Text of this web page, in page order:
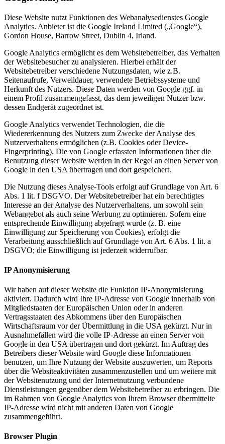
Diese Website nutzt Funktionen des Webanalysedienstes Google
Analytics. Anbieter ist die Google Ireland Limited („Google“),
Gordon House, Barrow Street, Dublin 4, Irland.
Google Analytics ermöglicht es dem Websitebetreiber, das Verhalten
der Websitebesucher zu analysieren. Hierbei erhält der
Websitebetreiber verschiedene Nutzungsdaten, wie z.B.
Seitenaufrufe, Verweildauer, verwendete Betriebssysteme und
Herkunft des Nutzers. Diese Daten werden von Google ggf. in
einem Profil zusammengefasst, das dem jeweiligen Nutzer bzw.
dessen Endgerät zugeordnet ist.
Google Analytics verwendet Technologien, die die
Wiedererkennung des Nutzers zum Zwecke der Analyse des
Nutzerverhaltens ermöglichen (z.B. Cookies oder Device-
Fingerprinting). Die von Google erfassten Informationen über die
Benutzung dieser Website werden in der Regel an einen Server von
Google in den USA übertragen und dort gespeichert.
Die Nutzung dieses Analyse-Tools erfolgt auf Grundlage von Art. 6
Abs. 1 lit. f DSGVO. Der Websitebetreiber hat ein berechtigtes
Interesse an der Analyse des Nutzerverhaltens, um sowohl sein
Webangebot als auch seine Werbung zu optimieren. Sofern eine
entsprechende Einwilligung abgefragt wurde (z. B. eine
Einwilligung zur Speicherung von Cookies), erfolgt die
Verarbeitung ausschließlich auf Grundlage von Art. 6 Abs. 1 lit. a
DSGVO; die Einwilligung ist jederzeit widerrufbar.
IP Anonymisierung
Wir haben auf dieser Website die Funktion IP-Anonymisierung
aktiviert. Dadurch wird Ihre IP-Adresse von Google innerhalb von
Mitgliedstaaten der Europäischen Union oder in anderen
Vertragsstaaten des Abkommens über den Europäischen
Wirtschaftsraum vor der Übermittlung in die USA gekürzt. Nur in
Ausnahmefällen wird die volle IP-Adresse an einen Server von
Google in den USA übertragen und dort gekürzt. Im Auftrag des
Betreibers dieser Website wird Google diese Informationen
benutzen, um Ihre Nutzung der Website auszuwerten, um Reports
über die Websiteaktivitäten zusammenzustellen und um weitere mit
der Websitenutzung und der Internetnutzung verbundene
Dienstleistungen gegenüber dem Websitebetreiber zu erbringen. Die
im Rahmen von Google Analytics von Ihrem Browser übermittelte
IP-Adresse wird nicht mit anderen Daten von Google
zusammengeführt.
Browser Plugin